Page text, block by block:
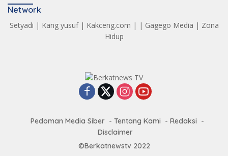
Network
Setyadi | Kang yusuf| Kakceng.com | | Gagego Media | Zona
Hidup
Pedoman Media Siber Tentang Kami
Redaksi
Disclaimer
©Berkatnewstv 2022